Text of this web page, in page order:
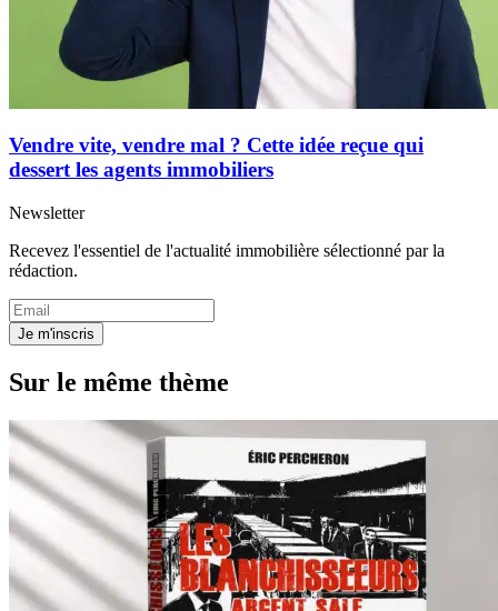
Vendre vite, vendre mal ? Cette idée reçue qui
dessert les agents immobiliers
Newsletter
Recevez l'essentiel de l'actualité immobilière sélectionné par la
rédaction.
Je m'inscris
Sur le même thème